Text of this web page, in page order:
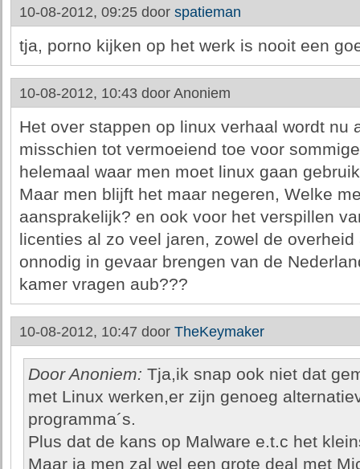
10-08-2012, 09:25 door spatieman
tja, porno kijken op het werk is nooit een
10-08-2012, 10:43 door Anoniem
Het over stappen op linux verhaal wordt nu
misschien tot vermoeiend toe voor
helemaal waar men moet linux gaan
Maar men blijft het maar negeren, Welke
aansprakelijk? en ook voor het verspillen
licenties al zo veel jaren, zowel de
onnodig in gevaar brengen van de
kamer vragen aub???
10-08-2012, 10:47 door TheKeymaker
Door Anoniem: Tja,ik snap ook niet dat
met Linux werken,er zijn genoeg
programma´s.
Plus dat de kans op Malware e.t.c het
Maar ja men zal wel een grote deal met